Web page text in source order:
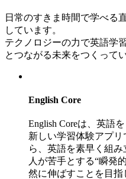
日常のすきま時間で学べる
しています。
テクノロジーの力で英語学
とつながる未来をつくって
English Core
English Coreは、英語
新しい学習体験アプ
ら、英語を素早く組
人が苦手とする“瞬発
然に伸ばすことを目指